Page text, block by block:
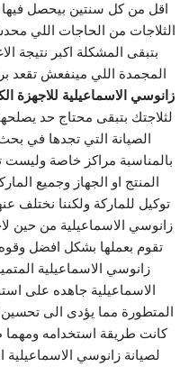
اقل من كل سنتين بيحصل
الثلاجات من الحاجات اللي
بتبقى المشكلة اكبر نتيجة
المجمدة اللي مينفعش تقعد
زانوسي الاسماعيلية للاجهزة
لثلاجتك بتبقى محتاج حد
الصيانة التي تجدها في
بالمناسبة مراكز خاصة وليست
المنتج او الجهاز وجميع
توكيل للماركة ولكننا نختلف
زانوسي الاسماعيلية من حين
تقوم بعملها بشكل افضل
زانوسي الاسماعيلية
الاسماعيلية جاهده على
المتطورة مما يؤدى الى
كانت طريقة استخدامه
لصيانة زانوسي الاسماعيلية